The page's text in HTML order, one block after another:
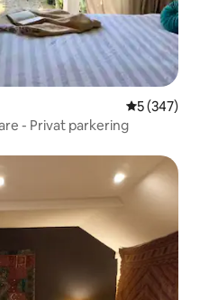
5 av 5 i
5 (347)
- Privat parkering